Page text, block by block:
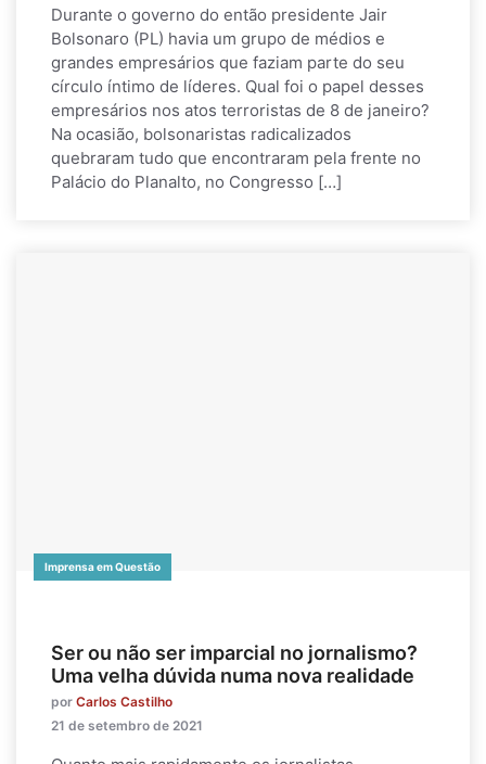
Durante o governo do então presidente Jair
Bolsonaro (PL) havia um grupo de médios e
grandes empresários que faziam parte do seu
círculo íntimo de líderes. Qual foi o papel desses
empresários nos atos terroristas de 8 de janeiro?
Na ocasião, bolsonaristas radicalizados
quebraram tudo que encontraram pela frente no
Palácio do Planalto, no Congresso […]
Imprensa em Questão
Ser ou não ser imparcial no jornalismo?
Uma velha dúvida numa nova realidade
por Carlos Castilho
21 de setembro de 2021